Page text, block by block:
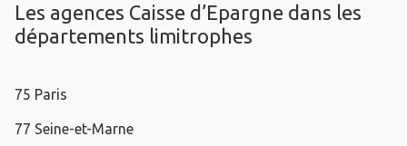
Les agences Caisse d’Epargne dans les
départements limitrophes
75 Paris
77 Seine-et-Marne